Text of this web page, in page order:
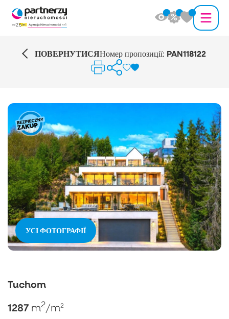
ПОВЕРНУТИСЯНомер пропозиції: PAN118122
УСІ ФОТОГРАФІЇ
Tuchom
1287 m2/m²